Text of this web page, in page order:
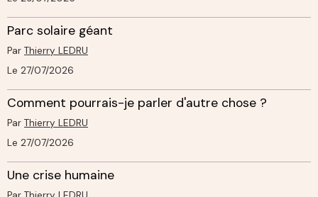
Parc solaire géant
Par Thierry LEDRU
Le 27/07/2026
Comment pourrais-je parler d'autre chose ?
Par Thierry LEDRU
Le 27/07/2026
Une crise humaine